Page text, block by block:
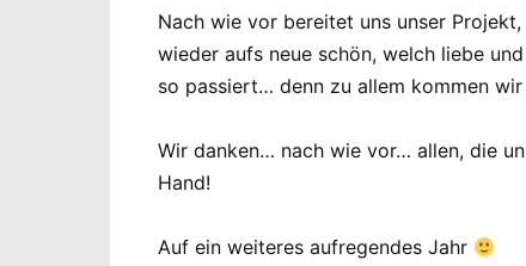
Nach wie vor bereitet uns unser
wieder aufs neue schön, welch liebe
so passiert… denn zu allem kommen
Wir danken… nach wie vor… allen, die
Hand!
Auf ein weiteres aufregendes Jahr